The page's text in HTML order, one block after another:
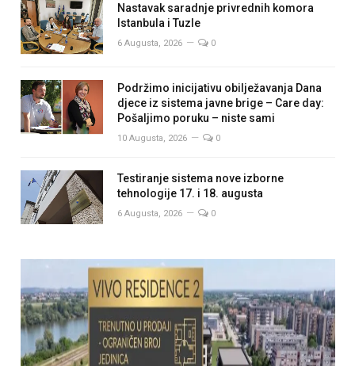
Nastavak saradnje privrednih komora
Istanbula i Tuzle
6 Augusta, 2026 0
Podržimo inicijativu obilježavanja Dana
djece iz sistema javne brige – Care day:
Pošaljimo poruku – niste sami
10 Augusta, 2026 0
Testiranje sistema nove izborne
tehnologije 17. i 18. augusta
6 Augusta, 2026 0